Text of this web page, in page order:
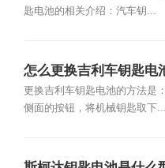
匙电池的相关介绍：汽车钥...
怎么更换吉利车钥匙电
更换吉利车钥匙电池的方法是
侧面的按钮，将机械钥匙取下...